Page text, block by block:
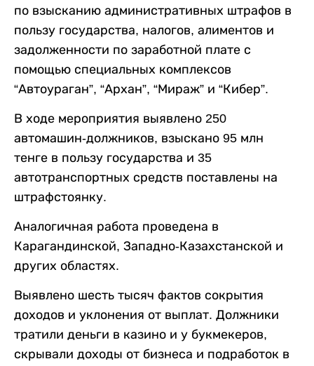
по взысканию административных штрафов в
пользу государства, налогов, алиментов и
задолженности по заработной плате с
помощью специальных комплексов
“Автоураган”, “Архан”, “Мираж” и “Кибер”.
В ходе мероприятия выявлено 250
автомашин-должников, взыскано 95 млн
тенге в пользу государства и 35
автотранспортных средств поставлены на
штрафстоянку.
Аналогичная работа проведена в
Карагандинской, Западно-Казахстанской и
других областях.
Выявлено шесть тысяч фактов сокрытия
доходов и уклонения от выплат. Должники
тратили деньги в казино и у букмекеров,
скрывали доходы от бизнеса и подработок в